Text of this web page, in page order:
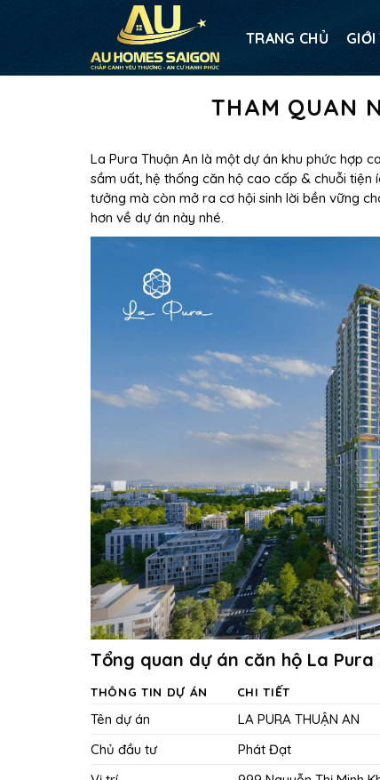
TRANG CHỦ GIỚI
THAM QUAN
La Pura Thuận An là một dự án khu phức hợp
sầm uất, hệ thống căn hộ cao cấp & chuỗi tiện
tưởng mà còn mở ra cơ hội sinh lời bền vững
hơn về dự án này nhé.
Tổng quan dự án căn hộ La Pura
THÔNG TIN DỰ ÁN CHI TIẾT
Tên dự án
LA PURA THUẬN AN
Chủ đầu tư
Phát Đạt